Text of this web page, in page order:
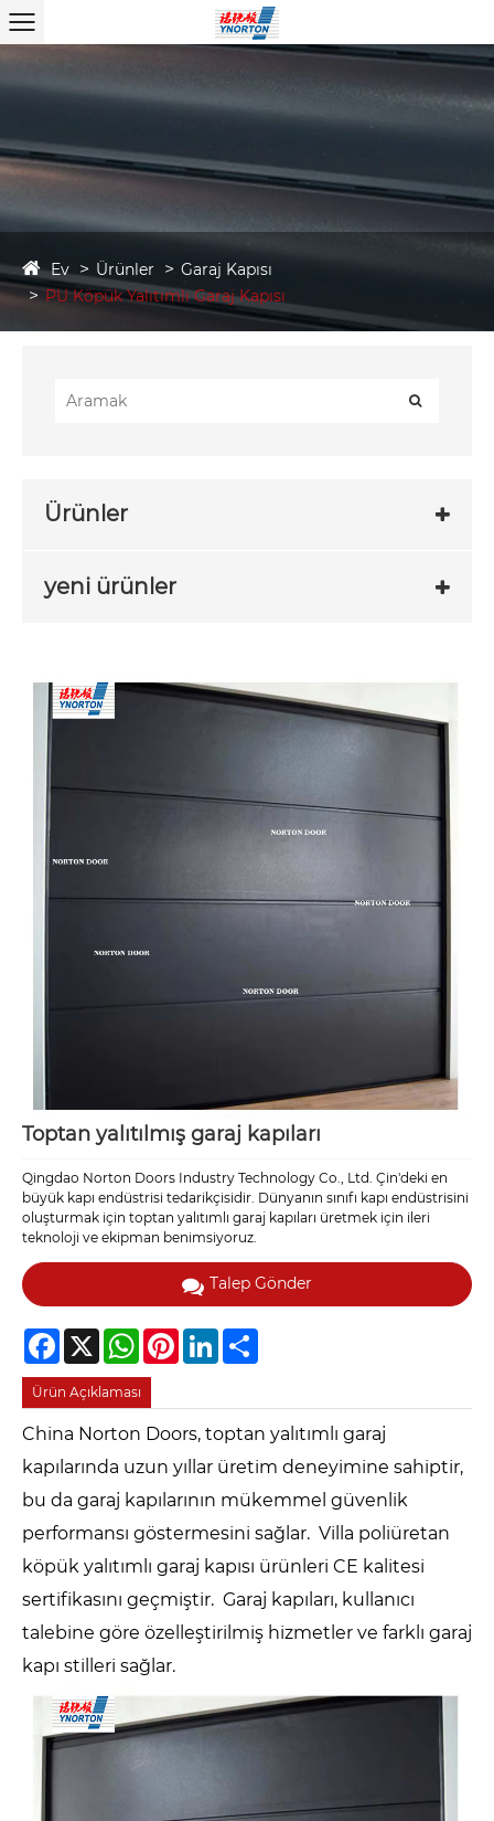
Ev Ürünler
Garaj Kapısı
PU Köpük Yalıtımlı Garaj Kapısı
Ürünler
yeni ürünler
Toptan yalıtılmış garaj kapıları
Qingdao Norton Doors Industry Technology Co., Ltd. Çin'deki en
büyük kapı endüstrisi tedarikçisidir. Dünyanın sınıfı kapı endüstrisini
oluşturmak için toptan yalıtımlı garaj kapıları üretmek için ileri
teknoloji ve ekipman benimsiyoruz.
Talep Gönder
Facebook
X WhatsAppPinterestLinkedIn
Ürün Açıklaması
China Norton Doors, toptan yalıtımlı garaj
kapılarında uzun yıllar üretim deneyimine sahiptir,
bu da garaj kapılarının mükemmel güvenlik
performansı göstermesini sağlar. Villa poliüretan
köpük yalıtımlı garaj kapısı ürünleri CE kalitesi
sertifikasını geçmiştir. Garaj kapıları, kullanıcı
talebine göre özelleştirilmiş hizmetler ve farklı garaj
kapı stilleri sağlar.